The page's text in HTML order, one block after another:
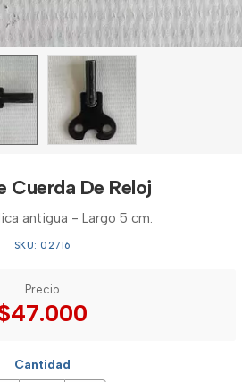
Cuerda De Reloj
antigua - Largo 5 cm.
SKU: 02716
Precio
Cantidad